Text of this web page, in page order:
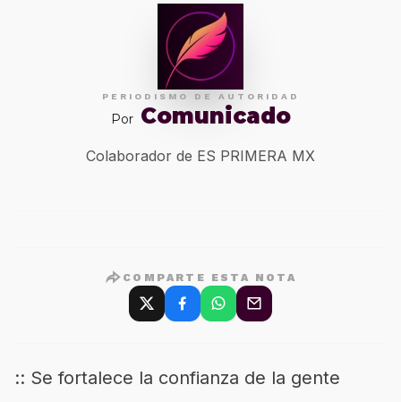
PERIODISMO DE AUTORIDAD
Por Comunicado
Colaborador de ES PRIMERA MX
COMPARTE ESTA NOTA
:: Se fortalece la confianza de la gente